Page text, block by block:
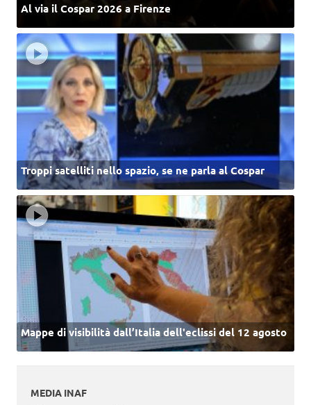
Al via il Cospar 2026 a Firenze
Troppi satelliti nello spazio, se ne parla al Cospar
Mappe di visibilità dall’Italia dell'eclissi del 12 agosto
MEDIA INAF